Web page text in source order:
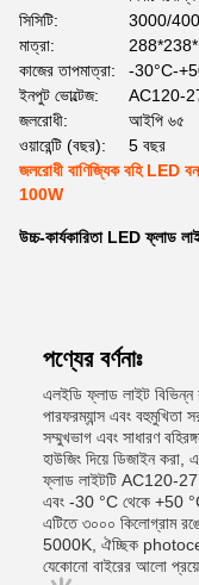
সিসিটি:
3000/
মাত্রা:
কাজের তাপমাত্রা:
-30°C-
ইনপুট ভোল্টেজ:
AC120-
জলরোধী:
আইপি ৬৫
ওয়ারেন্টি (বছর):
5 বছর
জলরোধী বাণিজ্যিক বহি
100W
উচ্চ-কার্যকারিতা LED ফ্লাড
পণ্যের বর্ণনাঃ
এলইডি ফ্লাড লাইট বিভিন্ন
পারফরম্যান্স এবং বহুমুখিতা
সম্মুখভাগ এবং সাধারণ
হাউজিং দিয়ে ডিজাইন করা,
ফ্লাড লাইটটি AC120-
এবং -30 °C থেকে +50 °C
এটিতে ৩০০০ কিলোগ্রাম
5000K, ঐচ্ছিক photocell
যেকোনো বাইরের আলো